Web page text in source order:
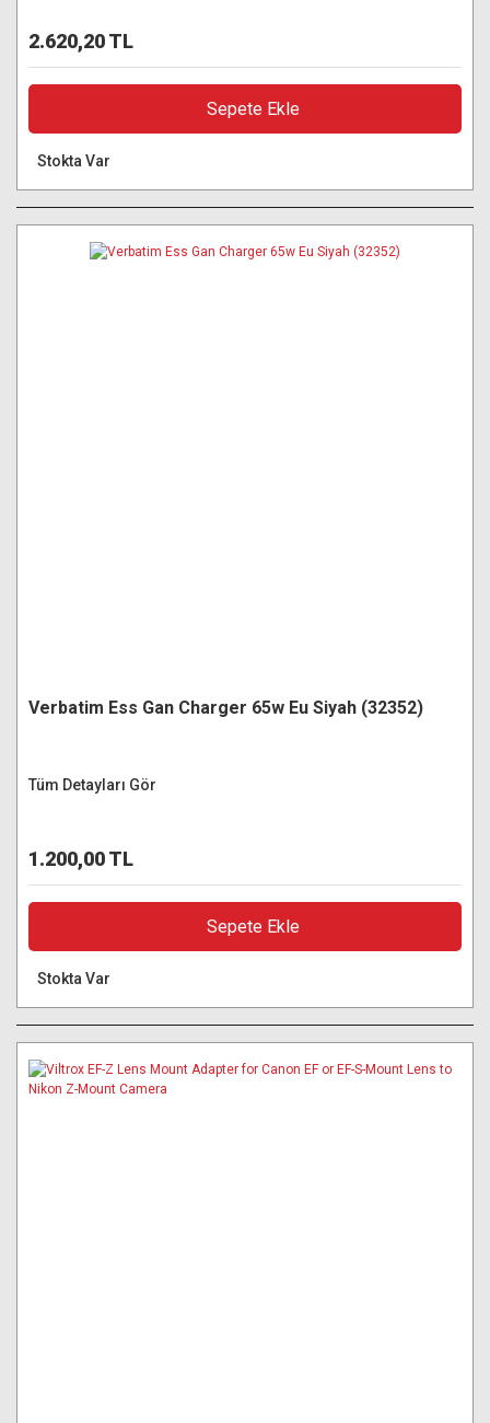
2.620,20 TL
Sepete Ekle
Stokta Var
Verbatim Ess Gan Charger 65w Eu Siyah (32352)
Tüm Detayları Gör
1.200,00 TL
Sepete Ekle
Stokta Var